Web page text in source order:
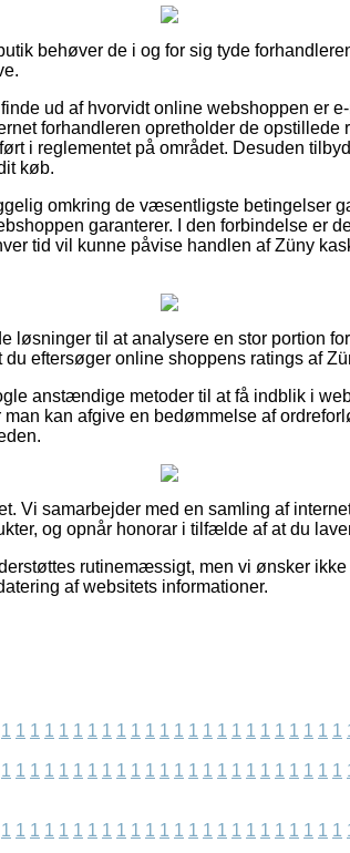
behøver de i og for sig tyde
ud af hvorvidt online webshoppen er
forhandleren opretholder de opstillede
i reglementet på området. Desuden
køb.
omkring de væsentligste betingelser
garanterer. I den forbindelse er
tid vil kunne påvise handlen af Züny
løsninger til at analysere en stor portion
eftersøger online shoppens ratings af
anstændige metoder til at få indblik i
kan afgive en bedømmelse af
Vi samarbejder med en samling af
og opnår honorar i tilfælde af at du
rutinemæssigt, men vi ønsker
af websitets informationer.
1 1 1 1 1 1 1 1 1 1 1 1 1 1 1 1 1 1 1 1 1 1 1 1
1 1 1 1 1 1 1 1 1 1 1 1 1 1 1 1 1 1 1 1 1 1 1 1
1 1 1 1 1 1 1 1 1 1 1 1 1 1 1 1 1 1 1 1 1 1 1 1